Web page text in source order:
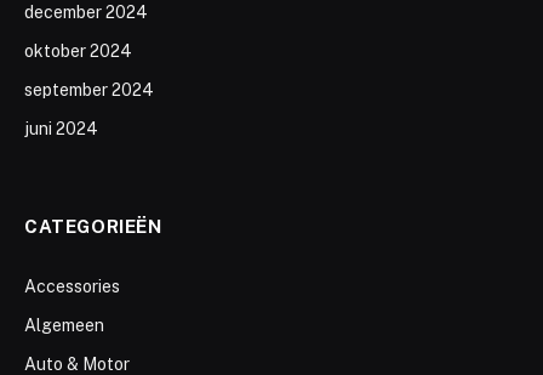
december 2024
oktober 2024
september 2024
juni 2024
CATEGORIEËN
Accessories
Algemeen
Auto & Motor